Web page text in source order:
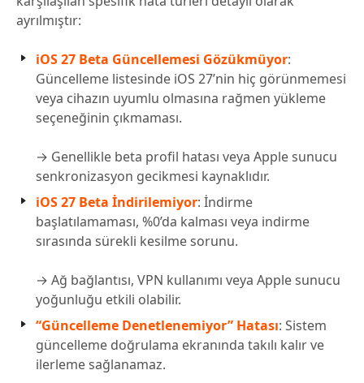
ayrılmıştır:
iOS 27 Beta Güncellemesi Gözükmüyor:
Güncelleme listesinde iOS 27’nin hiç görünmemesi
veya cihazın uyumlu olmasına rağmen yükleme
seçeneğinin çıkmaması.
→ Genellikle beta profil hatası veya Apple sunucu
senkronizasyon gecikmesi kaynaklıdır.
iOS 27 Beta İndirilemiyor: İndirme
başlatılamaması, %0’da kalması veya indirme
sırasında sürekli kesilme sorunu.
→ Ağ bağlantısı, VPN kullanımı veya Apple sunucu
yoğunluğu etkili olabilir.
“Güncelleme Denetlenemiyor” Hatası: Sistem
güncelleme doğrulama ekranında takılı kalır ve
ilerleme sağlanamaz.